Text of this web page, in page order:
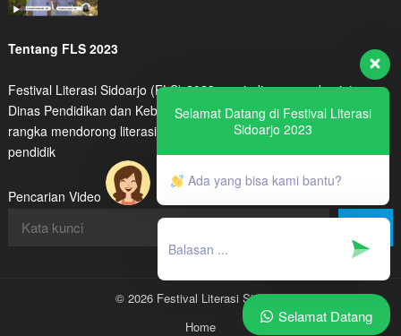
Tentang FLS 2023
Festival Literasi Sidoarjo (FLS) 2023 menjadi program kegiatan
Dinas Pendidikan dan Kebudayaan Kabupaten Sidoarjo dalam
rangka mendorong literasi digital peserta didik maupun tenaga
pendidik
Pencarian Video
© 2026 Festival Literasi Sidoarjo
Home
Selamat Datang di Festival Literasi
Sidoarjo 2023
Ada yang bisa kami bantu?
Selamat Datang